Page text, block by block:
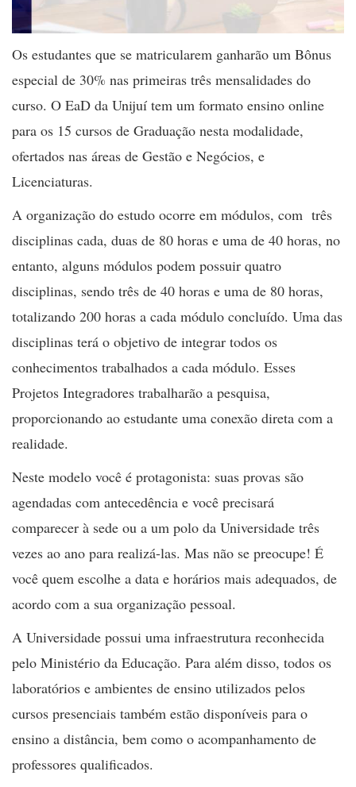
Os estudantes que se matricularem ganharão um Bônus
especial de 30% nas primeiras três mensalidades do
curso. O EaD da Unijuí tem um formato ensino online
para os 15 cursos de Graduação nesta modalidade,
ofertados nas áreas de Gestão e Negócios, e
Licenciaturas.
A organização do estudo ocorre em módulos, com três
disciplinas cada, duas de 80 horas e uma de 40 horas, no
entanto, alguns módulos podem possuir quatro
disciplinas, sendo três de 40 horas e uma de 80 horas,
totalizando 200 horas a cada módulo concluído. Uma das
disciplinas terá o objetivo de integrar todos os
conhecimentos trabalhados a cada módulo. Esses
Projetos Integradores trabalharão a pesquisa,
proporcionando ao estudante uma conexão direta com a
realidade.
Neste modelo você é protagonista: suas provas são
agendadas com antecedência e você precisará
comparecer à sede ou a um polo da Universidade três
vezes ao ano para realizá-las. Mas não se preocupe! É
você quem escolhe a data e horários mais adequados, de
acordo com a sua organização pessoal.
A Universidade possui uma infraestrutura reconhecida
pelo Ministério da Educação. Para além disso, todos os
laboratórios e ambientes de ensino utilizados pelos
cursos presenciais também estão disponíveis para o
ensino a distância, bem como o acompanhamento de
professores qualificados.